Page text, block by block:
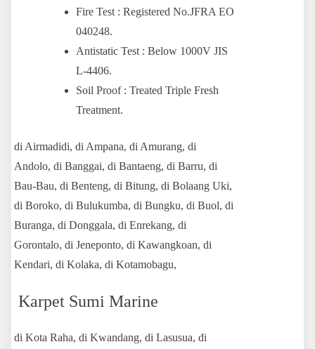
Fire Test : Registered No.JFRA EO
040248.
Antistatic Test : Below 1000V JIS
L-4406.
Soil Proof : Treated Triple Fresh
Treatment.
di Airmadidi, di Ampana, di Amurang, di
Andolo, di Banggai, di Bantaeng, di Barru, di
Bau-Bau, di Benteng, di Bitung, di Bolaang Uki,
di Boroko, di Bulukumba, di Bungku, di Buol, di
Buranga, di Donggala, di Enrekang, di
Gorontalo, di Jeneponto, di Kawangkoan, di
Kendari, di Kolaka, di Kotamobagu,
Karpet Sumi Marine
di Kota Raha, di Kwandang, di Lasusua, di